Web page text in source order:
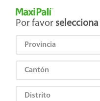
Tienda Maxi Palí
Por favor selecciona
Provincia
Cantón
Distrito